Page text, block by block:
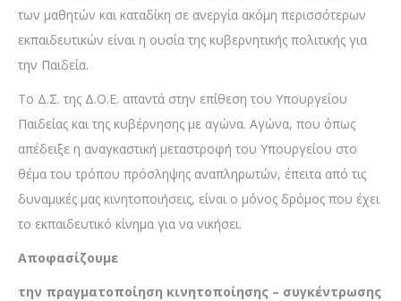
των μαθητών και καταδίκη σε ανεργία ακόμη περισσότερων
εκπαιδευτικών είναι η ουσία της κυβερνητικής πολιτικής για
την Παιδεία.
Το Δ.Σ. της Δ.Ο.Ε. απαντά στην επίθεση του Υπουργείου
Παιδείας και της κυβέρνησης με αγώνα. Αγώνα, που όπως
απέδειξε η αναγκαστική μεταστροφή του Υπουργείου στο
θέμα του τρόπου πρόσληψης αναπληρωτών, έπειτα από τις
δυναμικές μας κινητοποιήσεις, είναι ο μόνος δρόμος που έχει
το εκπαιδευτικό κίνημα για να νικήσει.
Αποφασίζουμε
την πραγματοποίηση κινητοποίησης – συγκέντρωσης